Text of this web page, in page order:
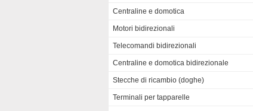
Centraline e domotica
Motori bidirezionali
Telecomandi bidirezionali
Centraline e domotica bidirezionale
Stecche di ricambio (doghe)
Terminali per tapparelle